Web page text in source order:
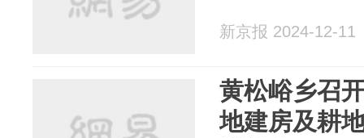
新京报 2024-12-11
黄松峪乡召
地建房及耕